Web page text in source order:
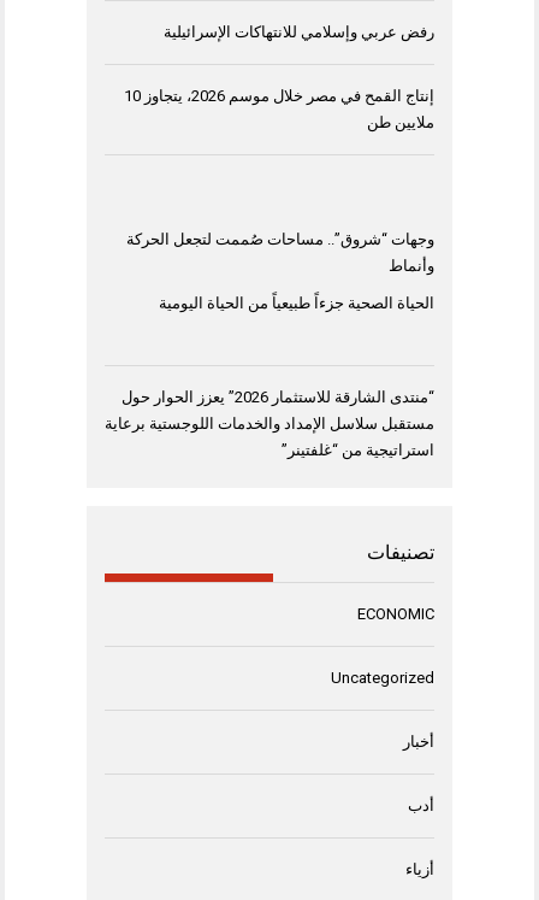
رفض عربي وإسلامي للانتهاكات الإسرائيلية
إنتاج القمح في مصر خلال موسم 2026، يتجاوز 10
ملايين طن
وجهات “شروق”.. مساحات صُممت لتجعل الحركة
وأنماط
الحياة الصحية جزءاً طبيعياً من الحياة اليومية
“منتدى الشارقة للاستثمار 2026” يعزز الحوار حول
مستقبل سلاسل الإمداد والخدمات اللوجستية برعاية
استراتيجية من “غلفتينر”
تصنيفات
ECONOMIC
Uncategorized
أخبار
أدب
أزياء